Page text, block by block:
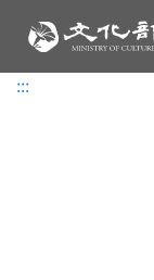
:::
:::